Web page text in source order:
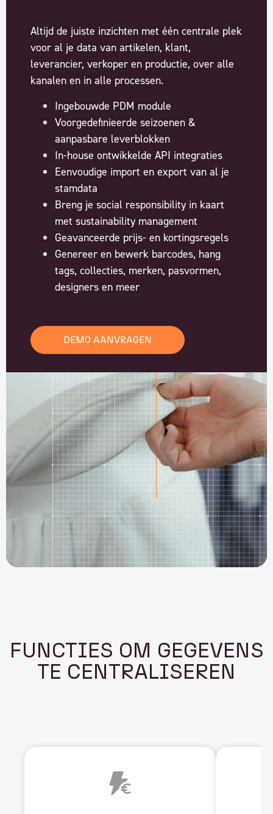
Altijd de juiste inzichten met één centrale plek
voor al je data van artikelen, klant,
leverancier, verkoper en productie, over alle
kanalen en in alle processen.
Ingebouwde PDM module
Voorgedefinieerde seizoenen &
aanpasbare leverblokken
In-house ontwikkelde API integraties
Eenvoudige import en export van al je
stamdata
Breng je social responsibility in kaart
met sustainability management
Geavanceerde prijs- en kortingsregels
Genereer en bewerk barcodes, hang
tags, collecties, merken, pasvormen,
designers en meer
DEMO AANVRAGEN
FUNCTIES OM GEGEVENS
TE CENTRALISEREN